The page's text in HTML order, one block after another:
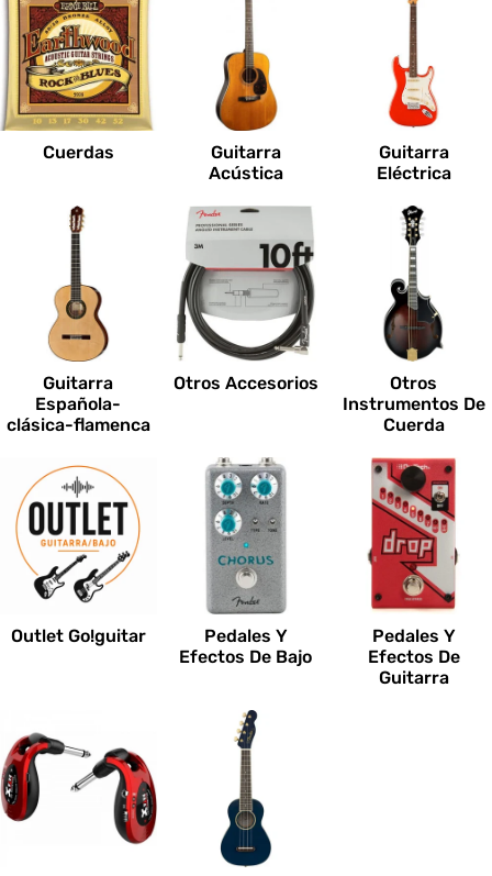
Cuerdas
Guitarra
Acústica
Guitarra
Eléctrica
Guitarra
Española-
clásica-flamenca
Otros Accesorios
Otros
Instrumentos De
Cuerda
Outlet Go!guitar
Pedales Y
Efectos De Bajo
Pedales Y
Efectos De
Guitarra